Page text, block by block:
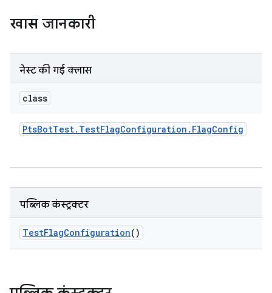
खास जानकारी
नेस्ट की गई क्लास
class
PtsBotTest. TestFlagConfiguration . FlagConfig
पब्लिक कंस्ट्रक्टर
TestFlagConfiguration()